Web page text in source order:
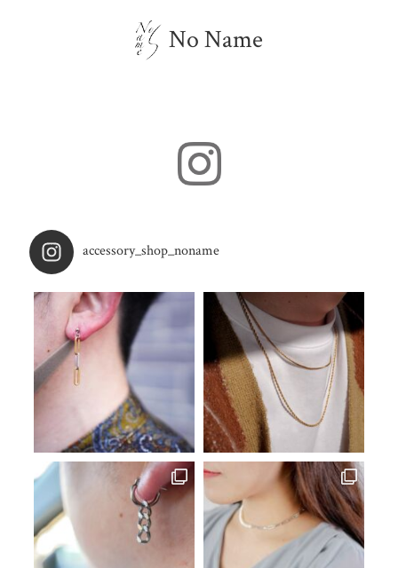
No Name
accessory_shop_noname